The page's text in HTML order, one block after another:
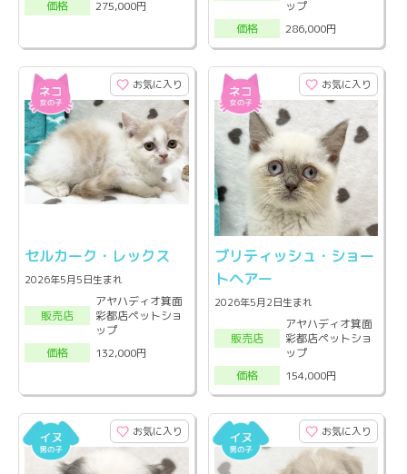
価格
275,000円
ップ
価格
286,000円
お気に入り
セルカーク・レックス
2026年5月5日生まれ
販売店
アヤハディオ箕面
彩都店ペットショ
ップ
価格
132,000円
お気に入り
ブリティッシュ・ショー
トヘアー
2026年5月2日生まれ
販売店
アヤハディオ箕面
彩都店ペットショ
ップ
価格
154,000円
お気に入り お気に入り